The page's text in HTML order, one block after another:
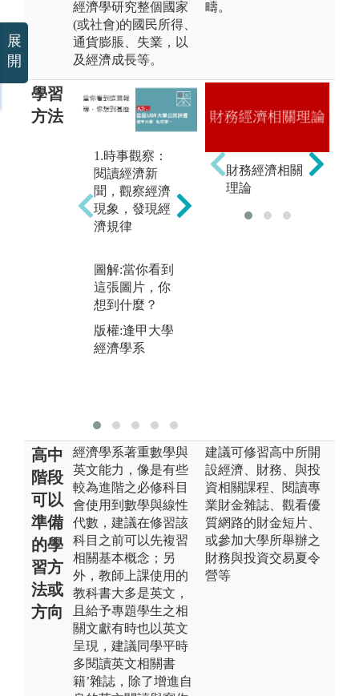
經濟學研究整個國家
(或社會)的國民所得、
通貨膨脹、失業，以
及經濟成長等。
疇。
學習
方法
1.時事觀察：
閱讀經濟新
聞，觀察經濟
現象，發現經
濟規律
圖解:當你看到
這張圖片，你
想到什麼？
版權:逢甲大學
經濟學系
2.邏輯思考：
a.演繹法：由
體結論
財務經濟相關
理論
高中
階段
可以
準備
的學
習方
法或
方向
經濟學系著重數學與
英文能力，像是有些
較為進階之必修科目
會使用到數學與線性
代數，建議在修習該
科目之前可以先複習
相關基本概念；另
外，教師上課使用的
教科書大多是英文，
且給予專題學生之相
關文獻有時也以英文
呈現，建議同學平時
多閱讀英文相關書
籍’雜誌，除了增進自
建議可修習高中所開
設經濟、財務、與投
資相關課程、閱讀專
業財金雜誌、觀看優
質網路的財金短片、
或參加大學所舉辦之
財務與投資交易夏令
營等
展
開